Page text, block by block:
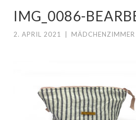
IMG_0086-
2. APRIL 2021 MÄDCHENZIMMER